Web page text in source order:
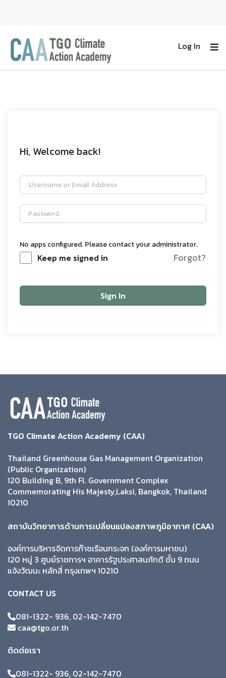
Log In
Hi, Welcome back!
No apps configured. Please contact your administrator.
Keep me signed in Forgot?
Sign In
TGO Climate Action Academy (CAA)
Thailand Greenhouse Gas Management Organization
(Public Organization)
120 Building B, 9th Fl. Government Complex
Commemorating His Majesty,Laksi, Bangkok, Thailand
10210
สถาบันวิทยาการด้านการเปลี่ยนแปลงสภาพภูมิอากาศ (CAA)
องค์การบริหารจัดการก๊าซเรือนกระจก (องค์การมหาชน)
120 หมู่ 3 ศูนย์ราชการฯ อาคารรัฐประศาสนภักดี ชั้น 9 ถนน
แจ้งวัฒนะ หลักสี่ กรุงเทพฯ 10210
CONTACT US
081-1322- 936, 02-142-7470
caa@tgo.or.th
ติดต่อเรา
081-1322- 936, 02-142-7470